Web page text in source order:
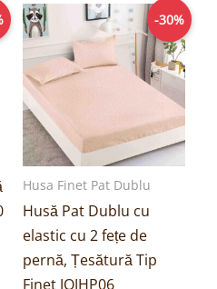
-30%
Husa Finet Pat Dublu
Husă Pat Dublu cu
elastic cu 2 fețe de
pernă, Țesătură Tip
Finet JOJHP06
Prețul
inițial
a
fost:
99,00lei.
Prețul
curent
este:
69,00lei.